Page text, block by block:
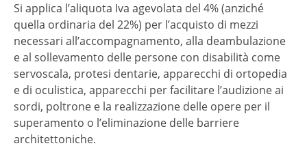
Si applica l’aliquota Iva agevolata del 4% (anziché
quella ordinaria del 22%) per l’acquisto di mezzi
necessari all’accompagnamento, alla deambulazione
e al sollevamento delle persone con disabilità come
servoscala, protesi dentarie, apparecchi di ortopedia
e di oculistica, apparecchi per facilitare l’audizione ai
sordi, poltrone e la realizzazione delle opere per il
superamento o l’eliminazione delle barriere
architettoniche.